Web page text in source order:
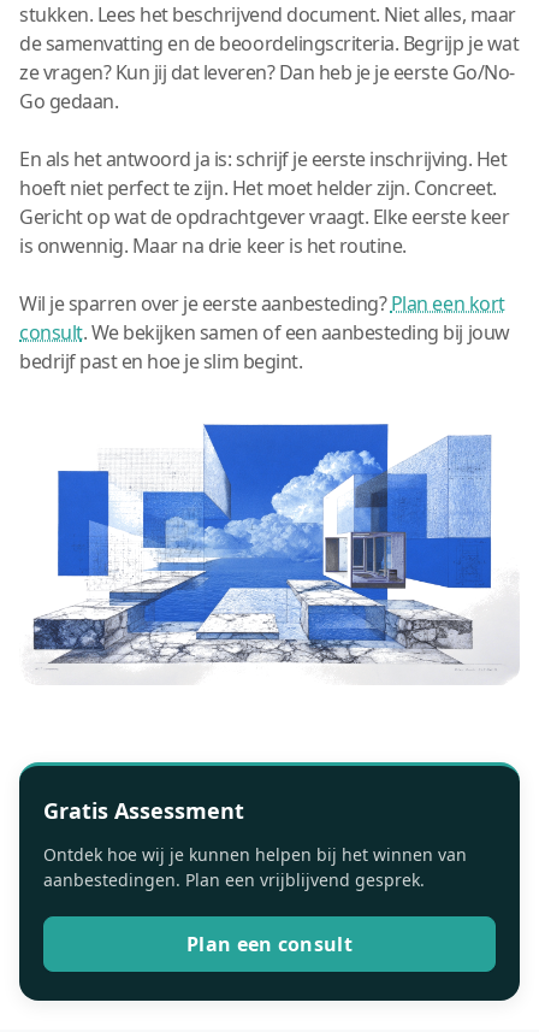
stukken. Lees het beschrijvend document. Niet alles, maar
de samenvatting en de beoordelingscriteria. Begrijp je wat
ze vragen? Kun jij dat leveren? Dan heb je je eerste Go/No-
Go gedaan.
En als het antwoord ja is: schrijf je eerste inschrijving. Het
hoeft niet perfect te zijn. Het moet helder zijn. Concreet.
Gericht op wat de opdrachtgever vraagt. Elke eerste keer
is onwennig. Maar na drie keer is het routine.
Wil je sparren over je eerste aanbesteding?Plan een kort
consult. We bekijken samen of een aanbesteding bij jouw
bedrijf past en hoe je slim begint.
Gratis Assessment
Ontdek hoe wij je kunnen helpen bij het winnen van
aanbestedingen. Plan een vrijblijvend gesprek.
Plan een consult